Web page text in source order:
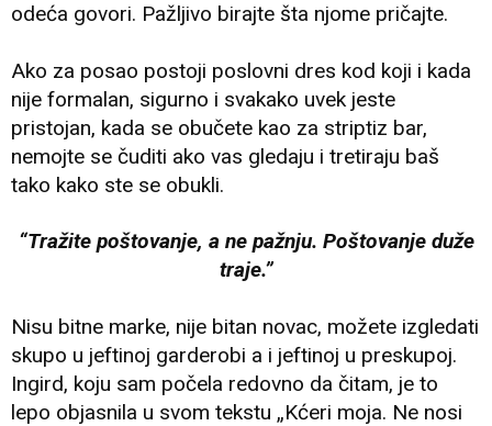
odeća govori. Pažljivo birajte šta njome pričajte.
Ako za posao postoji poslovni dres kod koji i kada
nije formalan, sigurno i svakako uvek jeste
pristojan, kada se obučete kao za striptiz bar,
nemojte se čuditi ako vas gledaju i tretiraju baš
tako kako ste se obukli.
“Tražite poštovanje, a ne pažnju. Poštovanje duže
traje.”
Nisu bitne marke, nije bitan novac, možete izgledati
skupo u jeftinoj garderobi a i jeftinoj u preskupoj.
Ingird, koju sam počela redovno da čitam, je to
lepo objasnila u svom tekstu „Kćeri moja. Ne nosi